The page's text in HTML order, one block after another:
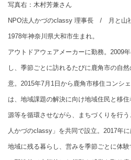
写真右：木村芳兼さん
NPO法人かづのclassy 理事長 / 月と山
1978年神奈川県大和市生まれ。
アウトドアウェアメーカーに勤務。2009
し、季節ごとに訪れるたびに鹿角市の自
意。2015年7月1日から鹿角市移住コンシ
は、地域課題の解決に向け地域住民と移
源等を循環させながら、まちづくりを行
人かづのclassy」を共同で設立。2017年に
地域に残る暮らし、営みを季節ごとに体